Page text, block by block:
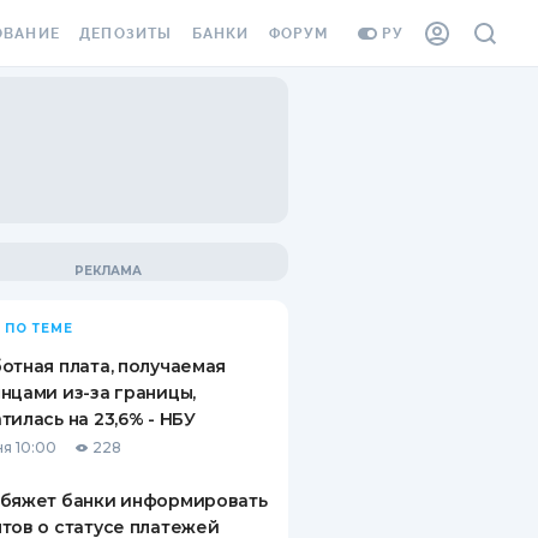
РУ
ВИНЬЕТКА
СОТРУДНИКОВ
ОТ
СЛУЧАЕВ
ДЕПОЗИТЫ
ВОПРОСЫ И ОТВЕТЫ
ПУТЕВОДИТЕЛИ ПО
СБЕРЕЖЕНИЯМ
БАНКИ ФОРУМ
ПО ТЕМЕ
плата, получаемая
из-за границы,
на 23,6% - НБУ
10:00 228
банки информировать
о статусе платежей